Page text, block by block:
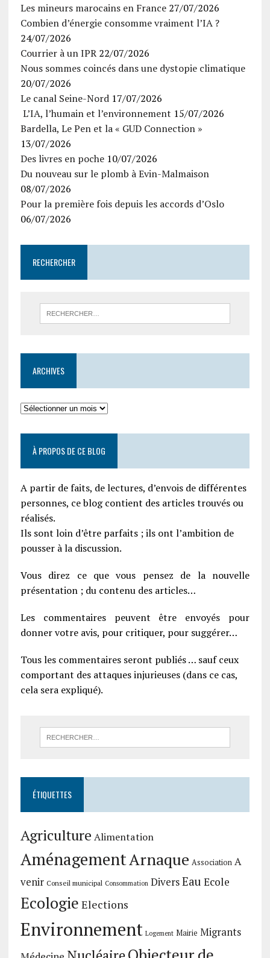
Les mineurs marocains en France 27/07/2026
Combien d’énergie consomme vraiment l’IA ?
24/07/2026
Courrier à un IPR 22/07/2026
Nous sommes coincés dans une dystopie climatique
20/07/2026
Le canal Seine-Nord 17/07/2026
L’IA, l’humain et l’environnement 15/07/2026
Bardella, Le Pen et la « GUD Connection »
13/07/2026
Des livres en poche 10/07/2026
Du nouveau sur le plomb à Evin-Malmaison
08/07/2026
Pour la première fois depuis les accords d’Oslo
06/07/2026
RECHERCHER
ARCHIVES
À PROPOS DE CE BLOG
A partir de faits, de lectures, d’envois de différentes
personnes, ce blog contient des articles trouvés ou
réalisés.
Ils sont loin d’être parfaits ; ils ont l’ambition de
pousser à la discussion.
Vous direz ce que vous pensez de la nouvelle
présentation ; du contenu des articles…
Les commentaires peuvent être envoyés pour
donner votre avis, pour critiquer, pour suggérer…
Tous les commentaires seront publiés … sauf ceux
comportant des attaques injurieuses (dans ce cas,
cela sera expliqué).
ÉTIQUETTES
Agriculture Alimentation
AménagementArnaque Association A
venir Conseil municipal Consommation DiversEau Ecole
Ecologie Elections
Environnement Logement Mairie Migrants